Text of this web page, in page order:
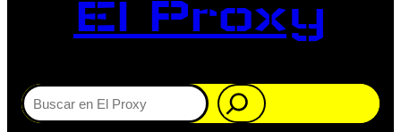
El Proxy
Buscar